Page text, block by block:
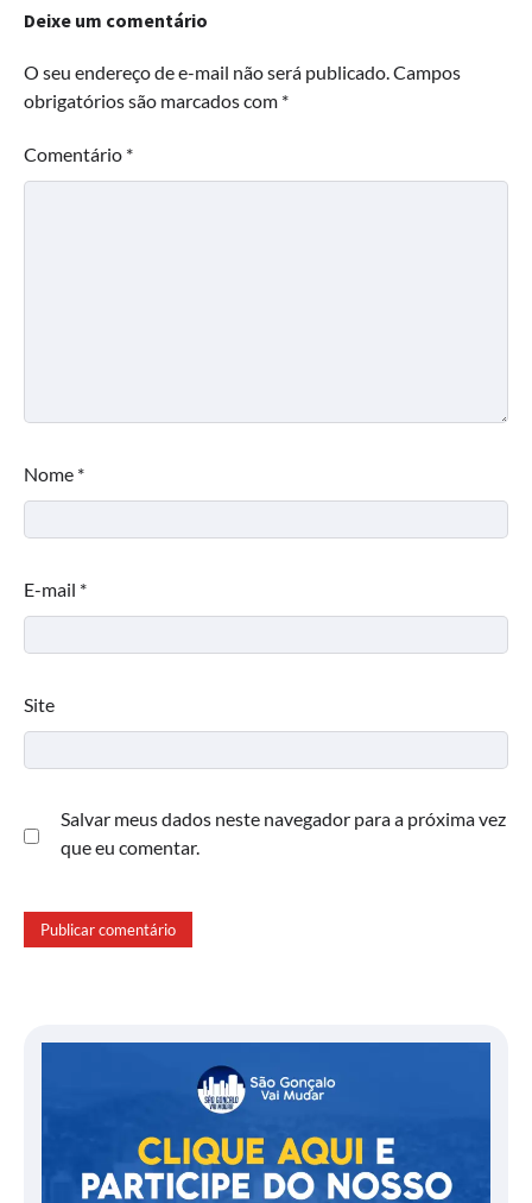
Deixe um comentário
O seu endereço de e-mail não será publicado.Campos
obrigatórios são marcados com *
Comentário *
Nome *
E-mail *
Site
Salvar meus dados neste navegador para a próxima vez
que eu comentar.